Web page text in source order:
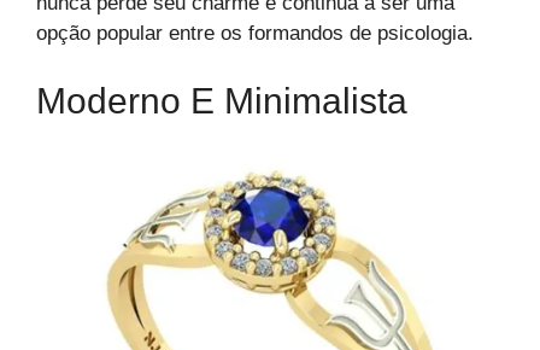
opção popular entre os formandos de psicologia.
Moderno E Minimalista